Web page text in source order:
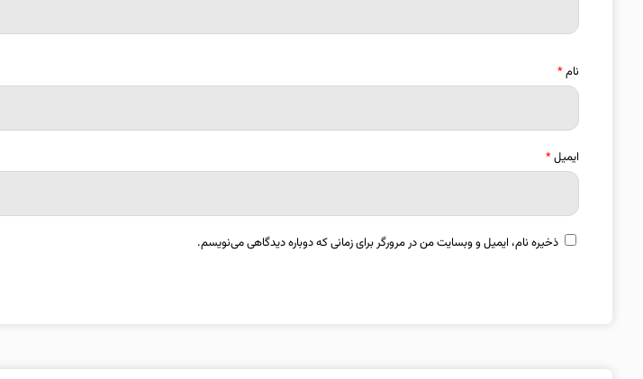
نام*
ایمیل*
ذخیره نام، ایمیل و وبسایت من در مرورگر برای زمانی که دوباره دیدگاهی می‌نویسم.